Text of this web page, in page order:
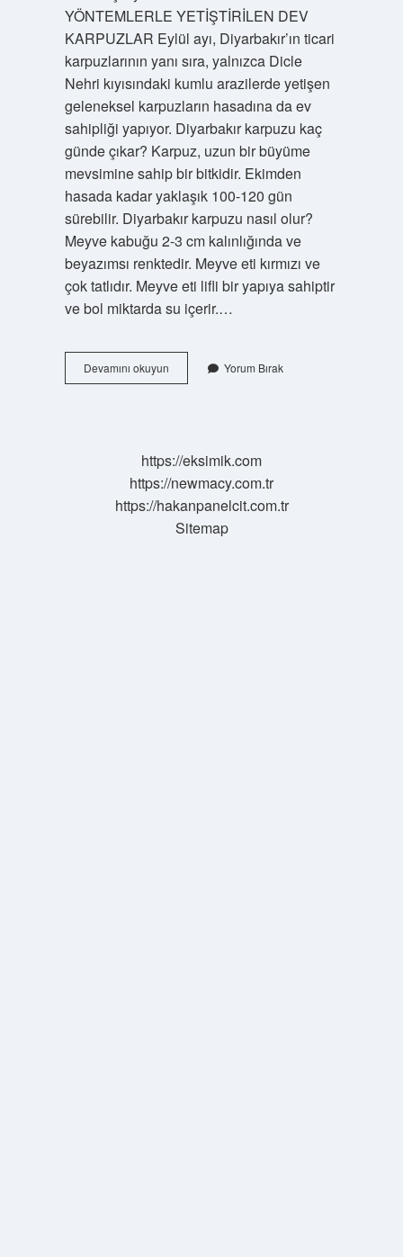
YÖNTEMLERLE YETİŞTİRİLEN DEV
KARPUZLAR Eylül ayı, Diyarbakır’ın ticari
karpuzlarının yanı sıra, yalnızca Dicle
Nehri kıyısındaki kumlu arazilerde yetişen
geleneksel karpuzların hasadına da ev
sahipliği yapıyor. Diyarbakır karpuzu kaç
günde çıkar? Karpuz, uzun bir büyüme
mevsimine sahip bir bitkidir. Ekimden
hasada kadar yaklaşık 100-120 gün
sürebilir. Diyarbakır karpuzu nasıl olur?
Meyve kabuğu 2-3 cm kalınlığında ve
beyazımsı renktedir. Meyve eti kırmızı ve
çok tatlıdır. Meyve eti lifli bir yapıya sahiptir
ve bol miktarda su içerir.…
Devamını okuyunDiyarbakır
Karpuzu
Yorum Bırak
https://eksimik.com
https://newmacy.com.tr
https://hakanpanelcit.com.tr
Sitemap